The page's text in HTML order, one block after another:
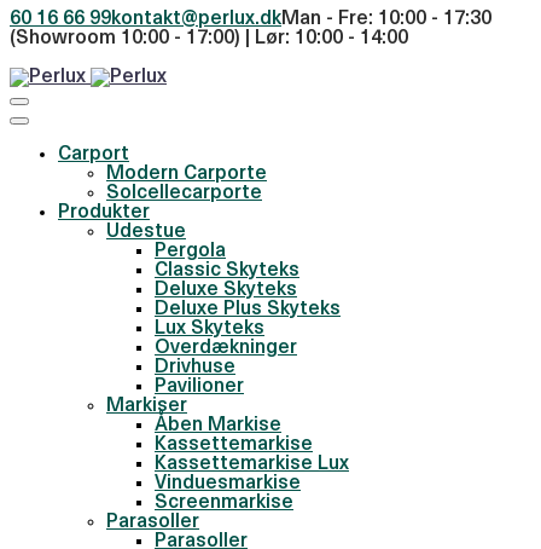
60 16 66 99kontakt@perlux.dkMan - Fre: 10:00 - 17:30
(Showroom 10:00 - 17:00) | Lør: 10:00 - 14:00
Carport
Modern Carporte
Solcellecarporte
Produkter
Udestue
Pergola
Classic Skyteks
Deluxe Skyteks
Deluxe Plus Skyteks
Lux Skyteks
Overdækninger
Drivhuse
Pavilioner
Markiser
Åben Markise
Kassettemarkise
Kassettemarkise Lux
Vinduesmarkise
Screenmarkise
Parasoller
Parasoller